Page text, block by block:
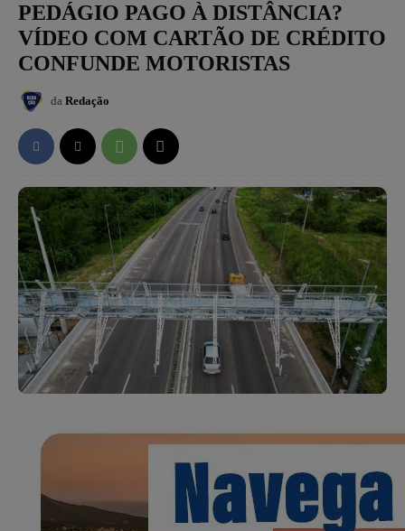
PEDÁGIO PAGO À DISTÂNCIA?
VÍDEO COM CARTÃO DE CRÉDITO
CONFUNDE MOTORISTAS
da Redação